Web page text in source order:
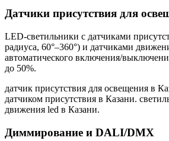
Датчики присутствия для
LED-светильники с датчиками
радиуса, 60°–360°) и датчиками
автоматического включения/
до 50%.
датчик присутствия для освещения в
датчиком присутствия в Казани.
движения led в Казани.
Диммирование и DALI/DMX